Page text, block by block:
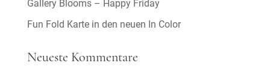
Gallery Blooms – Happy Friday
Fun Fold Karte in den neuen In Color
Neueste Kommentare